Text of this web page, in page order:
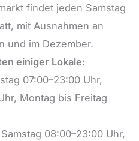
findet jeden Samstag
mit Ausnahmen an
und im Dezember.
einiger Lokale:
07:00–23:00 Uhr,
Montag bis Freitag
08:00–23:00 Uhr,